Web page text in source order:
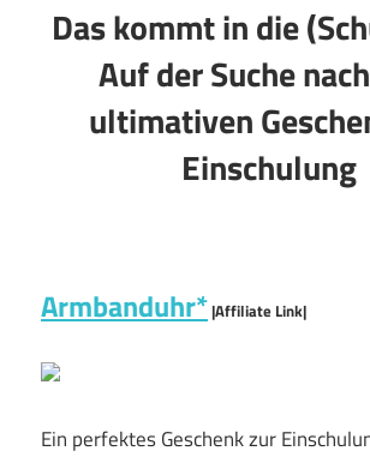
Das kommt in die
Auf der Suche
ultimativen
Einschulung
Armbanduhr*|Affiliate Link|
Ein perfektes Geschenk zur